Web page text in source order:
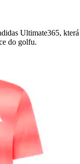
Ultimate365, která
do golfu.